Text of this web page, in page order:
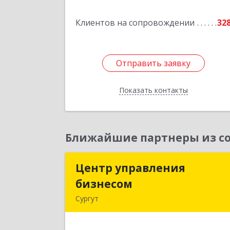
Клиентов на сопровождении
Отправить заявку
Показать контакты
Отправить заявку
Назад
Ближайшие партнеры из
Центр управления
бизнесом
Сургут
Центр управления